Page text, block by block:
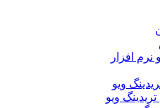
نرم افزار
ویو
ویو